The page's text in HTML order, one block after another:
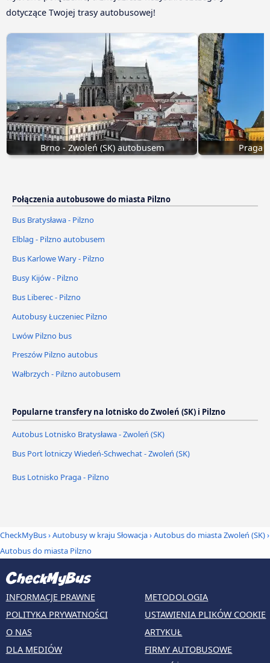
dotyczące Twojej trasy autobusowej!
Brno - Zwoleń (SK) autobusem Praga
Połączenia autobusowe do miasta Pilzno
Bus Bratysława - Pilzno
Elblag - Pilzno autobusem
Bus Karlowe Wary - Pilzno
Busy Kijów - Pilzno
Bus Liberec - Pilzno
Autobusy Łuczeniec Pilzno
Lwów Pilzno bus
Preszów Pilzno autobus
Wałbrzych - Pilzno autobusem
Popularne transfery na lotnisko do Zwoleń (SK) i Pilzno
Autobus Lotnisko Bratysława - Zwoleń (SK)
Bus Port lotniczy Wiedeń-Schwechat - Zwoleń (SK)
Bus Lotnisko Praga - Pilzno
CheckMyBus›Autobusy w kraju Słowacja›Autobus do miasta Zwoleń (SK)›
Autobus do miasta Pilzno
INFORMACJE PRAWNE
POLITYKA PRYWATNOŚCI
O NAS
DLA MEDIÓW
METODOLOGIA
USTAWIENIA PLIKÓW COOKIE
ARTYKUŁ
FIRMY AUTOBUSOWE